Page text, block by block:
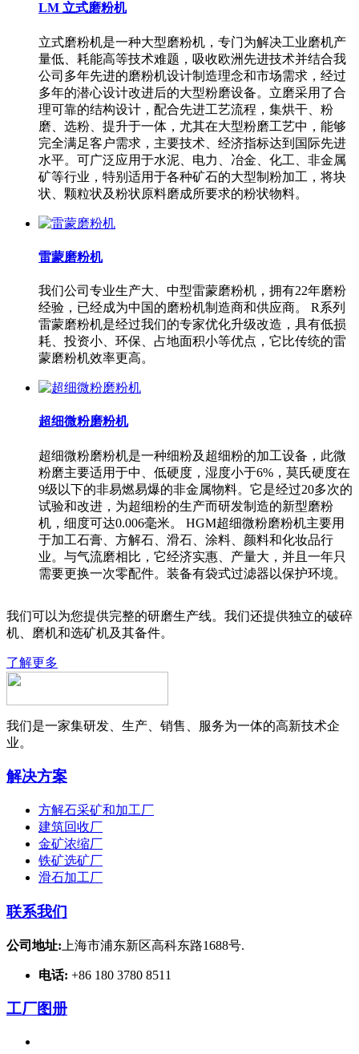
LM 立式磨粉机
立式磨粉机是一种大型磨粉机，专门为解决工业磨机产
量低、耗能高等技术难题，吸收欧洲先进技术并结合我
公司多年先进的磨粉机设计制造理念和市场需求，经过
多年的潜心设计改进后的大型粉磨设备。立磨采用了合
理可靠的结构设计，配合先进工艺流程，集烘干、粉
磨、选粉、提升于一体，尤其在大型粉磨工艺中，能够
完全满足客户需求，主要技术、经济指标达到国际先进
水平。可广泛应用于水泥、电力、冶金、化工、非金属
矿等行业，特别适用于各种矿石的大型制粉加工，将块
状、颗粒状及粉状原料磨成所要求的粉状物料。
雷蒙磨粉机
我们公司专业生产大、中型雷蒙磨粉机，拥有22年磨粉
经验，已经成为中国的磨粉机制造商和供应商。 R系列
雷蒙磨粉机是经过我们的专家优化升级改造，具有低损
耗、投资小、环保、占地面积小等优点，它比传统的雷
蒙磨粉机效率更高。
超细微粉磨粉机
超细微粉磨粉机是一种细粉及超细粉的加工设备，此微
粉磨主要适用于中、低硬度，湿度小于6%，莫氏硬度在
9级以下的非易燃易爆的非金属物料。它是经过20多次的
试验和改进，为超细粉的生产而研发制造的新型磨粉
机，细度可达0.006毫米。 HGM超细微粉磨粉机主要用
于加工石膏、方解石、滑石、涂料、颜料和化妆品行
业。与气流磨相比，它经济实惠、产量大，并且一年只
需要更换一次零配件。装备有袋式过滤器以保护环境。
我们可以为您提供完整的研磨生产线。我们还提供独立的破碎
机、磨机和选矿机及其备件。
了解更多
我们是一家集研发、生产、销售、服务为一体的高新技术企
业。
解决方案
方解石采矿和加工厂
建筑回收厂
金矿浓缩厂
铁矿选矿厂
滑石加工厂
联系我们
公司地址: 上海市浦东新区高科东路1688号.
电话: +86 180 3780 8511
工厂图册